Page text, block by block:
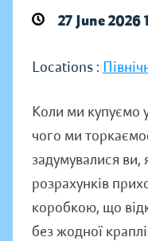
27 June
Locations :
Коли ми купуємо
чого ми
задумувалися ви,
розрахунків
коробкою, що
без жодної